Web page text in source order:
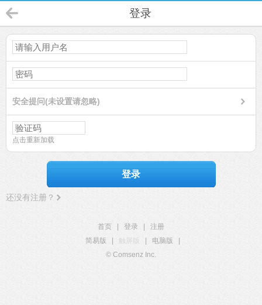
登录
安全提问(未设置请忽略)
点击重新加载
登录
还没有注册？
首页 登录
注册
简易版
触屏版 电脑版
© Comsenz Inc.